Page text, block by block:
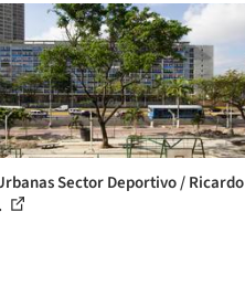
Sector Deportivo / Ricardo